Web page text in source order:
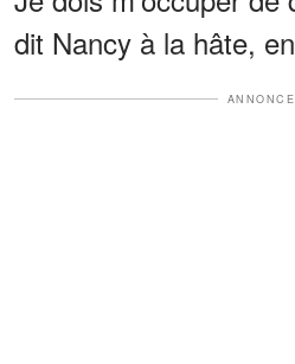
dit Nancy à la hâte,